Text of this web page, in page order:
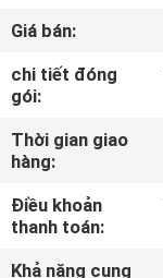
VỀ
CHÚNG
TÔI
THAM
QUAN
NHÀ
Giá bán:
chi tiết đóng
gói:
Thời gian giao
hàng:
Điều khoản
thanh toán:
Khả năng cung